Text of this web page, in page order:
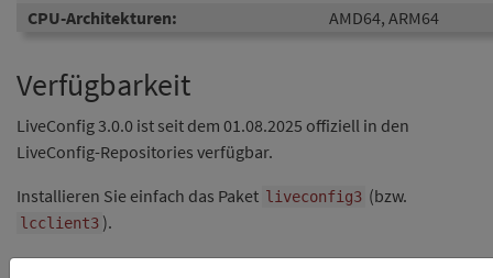
CPU-Architekturen:
AMD64, ARM64
Verfügbarkeit
LiveConfig 3.0.0 ist seit dem 01.08.2025 offiziell in den
LiveConfig-Repositories verfügbar.
Installieren Sie einfach das Paket liveconfig3 (bzw.
lcclient3 ).
Ausführliche Anleitungen für ein Upgrade von LiveConfig 2.x